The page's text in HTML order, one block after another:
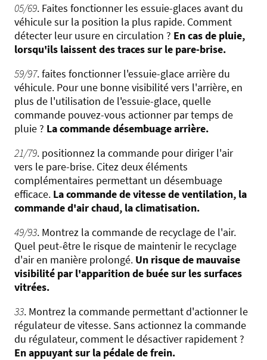
05/69. Faites fonctionner les essuie-glaces avant du
véhicule sur la position la plus rapide. Comment
détecter leur usure en circulation ? En cas de pluie,
lorsqu'ils laissent des traces sur le pare-brise.
59/97. faites fonctionner l'essuie-glace arrière du
véhicule. Pour une bonne visibilité vers l'arrière, en
plus de l'utilisation de l'essuie-glace, quelle
commande pouvez-vous actionner par temps de
pluie ? La commande désembuage arrière.
21/79. positionnez la commande pour diriger l'air
vers le pare-brise. Citez deux éléments
complémentaires permettant un désembuage
efficace. La commande de vitesse de ventilation, la
commande d'air chaud, la climatisation.
49/93. Montrez la commande de recyclage de l'air.
Quel peut-être le risque de maintenir le recyclage
d'air en manière prolongé. Un risque de mauvaise
visibilité par l'apparition de buée sur les surfaces
vitrées.
33. Montrez la commande permettant d'actionner le
régulateur de vitesse. Sans actionnez la commande
du régulateur, comment le désactiver rapidement ?
En appuyant sur la pédale de frein.